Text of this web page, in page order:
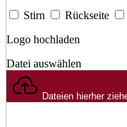
Stirn Rückseite
Logo hochladen
Datei auswählen
Dateien hierher